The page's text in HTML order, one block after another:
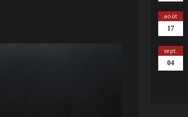
août
17
sept.
04